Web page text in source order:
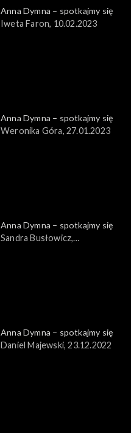
Anna Dymna – spotkajmy się
Iweta Faron, 10.02.2023
Anna Dymna – spotkajmy się
Weronika Góra, 27.01.2023
Anna Dymna – spotkajmy się
Sandra Busłowicz,
Anna Dymna – spotkajmy się
Daniel Majewski, 23.12.2022